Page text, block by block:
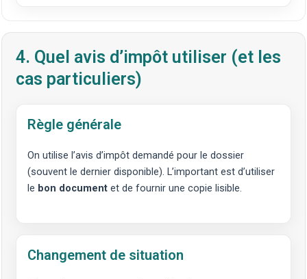
4. Quel avis d’impôt utiliser (et les
cas particuliers)
Règle générale
On utilise l’avis d’impôt demandé pour le dossier
(souvent le dernier disponible). L’important est d’utiliser
le bon document et de fournir une copie lisible.
Changement de situation